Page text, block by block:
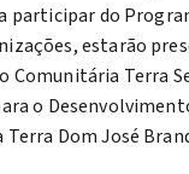
participar do
estarão
Comunitária Terra
o
Dom José